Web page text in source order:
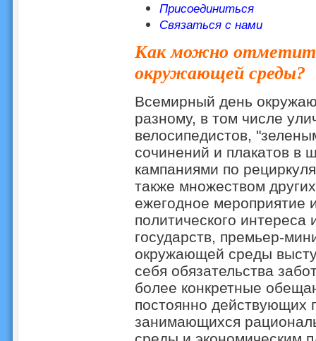
Присоединиться
Связаться с нами
Как можно
окружающей среды?
Всемирный день
разному, в том числе
велосипедистов,
сочинений и плакатов в
кампаниями по
также множеством
ежегодное мероприятие
политического
государств, премьер-
окружающей среды
себя обязательства
более конкретные
постоянно действующих
занимающихся